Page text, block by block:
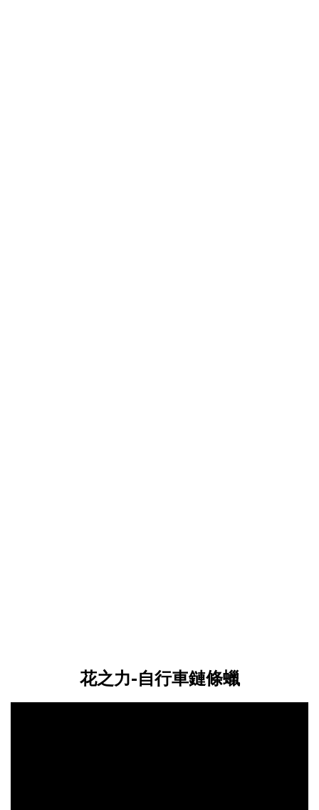
花之力-自行車鏈條蠟